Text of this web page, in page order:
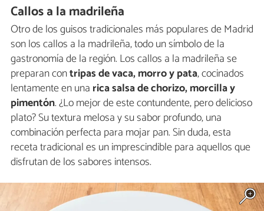
Callos a la madrileña
Otro de los guisos tradicionales más populares de Madrid
son los callos a la madrileña, todo un símbolo de la
gastronomía de la región. Los callos a la madrileña se
preparan contripas de vaca, morro y pata, cocinados
lentamente en una rica salsa de chorizo, morcilla y
pimentón. ¿Lo mejor de este contundente, pero delicioso
plato? Su textura melosa y su sabor profundo, una
combinación perfecta para mojar pan. Sin duda, esta
receta tradicional es un imprescindible para aquellos que
disfrutan de los sabores intensos.